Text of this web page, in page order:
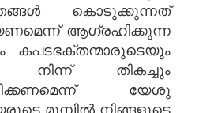
കൊടുക്കുന്നത്
ആഗ്രഹിക്കുന്ന
കപടഭക്തന്മാരുടെയും
നിന്ന് തികച്ചും
യേശു
മുമ്പിൽ നിങ്ങളുടെ